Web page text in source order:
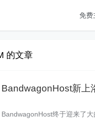
免费
的文章
BandwagonHost新上
BandwagonHost终于迎来了